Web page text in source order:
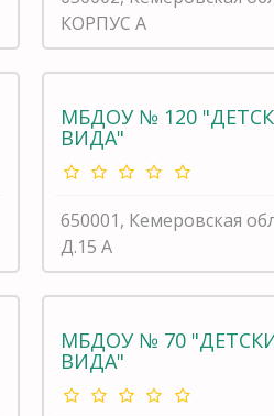
КОРПУС А
МБДОУ № 120
ВИДА"
650001, Кемеровская
Д.15 А
МБДОУ № 70
ВИДА"